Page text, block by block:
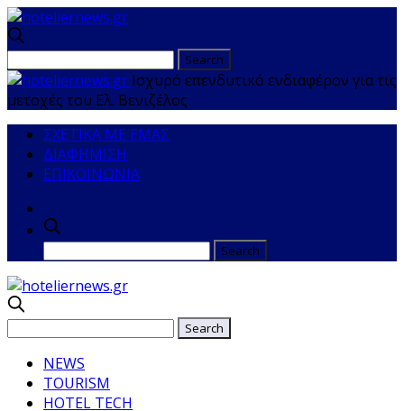
Ισχυρό επενδυτικό ενδιαφέρον για τις
μετοχές του Ελ. Βενιζέλος
ΣΧΕΤΙΚΑ ΜΕ ΕΜΑΣ
ΔΙΑΦΗΜΙΣΗ
ΕΠΙΚΟΙΝΩΝΙΑ
NEWS
TOURISM
HOTEL TECH